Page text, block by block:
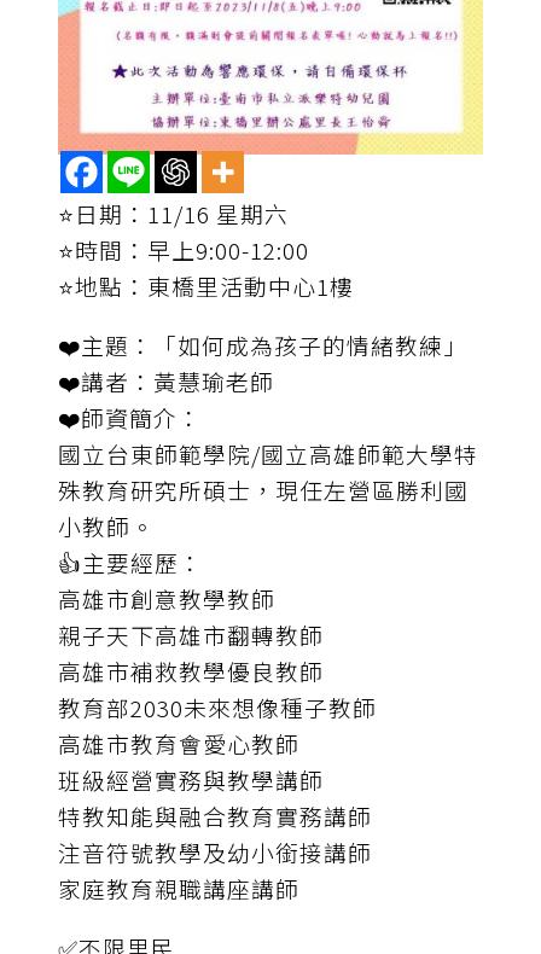
⭐️日期：11/16 星期六
⭐️時間：早上9:00-12:00
⭐️地點：東橋里活動中心1樓
❤️主題：「如何成為孩子的情緒教練」
❤️講者：黃慧瑜老師
❤️師資簡介：
國立台東師範學院/國立高雄師範大學特
殊教育研究所碩士，現任左營區勝利國
小教師。
👍主要經歷：
高雄市創意教學教師
親子天下高雄市翻轉教師
高雄市補救教學優良教師
教育部2030未來想像種子教師
高雄市教育會愛心教師
班級經營實務與教學講師
特教知能與融合教育實務講師
注音符號教學及幼小銜接講師
家庭教育親職講座講師
✅不限里民